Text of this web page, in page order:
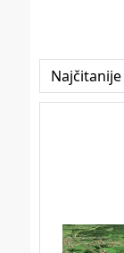
Najčitanije